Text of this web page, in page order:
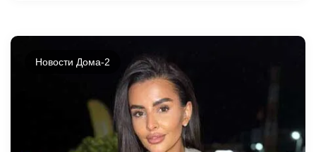
Новости Дома-2